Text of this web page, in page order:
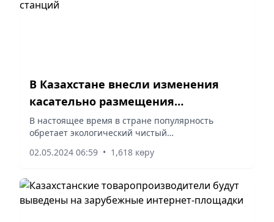
В Казахстане внесли изменения
касательно размещения
электромобилей и их зарядных
станций
В настоящее время в стране популярность
обретает экологический чистый
разработку специальных норм, устанавливающих
02.05.2024 06:59 • 1,618 көру